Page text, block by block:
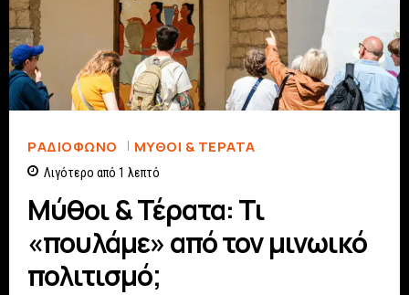
ΡΑΔΙΟΦΩΝΟ ΜΎΘΟΙ & ΤΈΡΑΤΑ
Λιγότερο από 1 λεπτό
Μύθοι & Τέρατα: Τι
«πουλάμε» από τον μινωικό
πολιτισμό;